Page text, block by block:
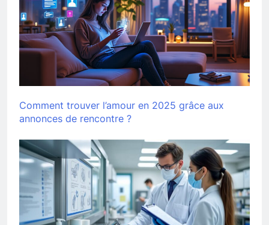
Comment trouver l’amour en 2025 grâce aux
annonces de rencontre ?